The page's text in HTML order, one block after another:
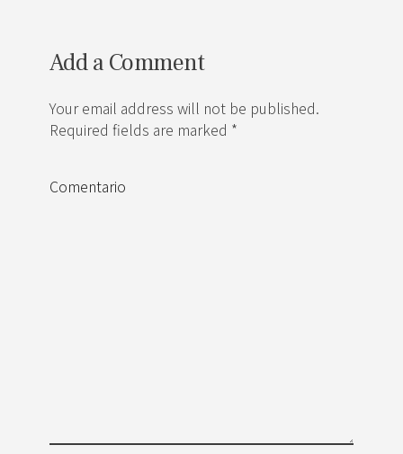
Add a Comment
Your email address will not be published.
Required fields are marked *
Comentario